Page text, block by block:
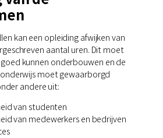
kan een opleiding afwijken van
aantal uren. Dit moet
kunnen onderbouwen en de
moet gewaarborgd
andere uit:
van studenten
van medewerkers en bedrijven